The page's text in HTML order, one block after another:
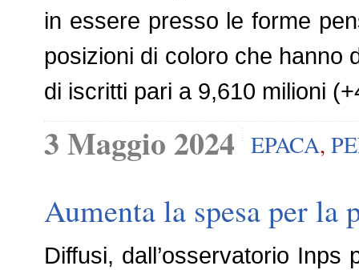
in essere presso le forme
posizioni di coloro che hanno
di iscritti pari a 9,610 milioni
3 Maggio 2024 EPACA,
Aumenta la spesa per la
Diffusi, dall’osservatorio